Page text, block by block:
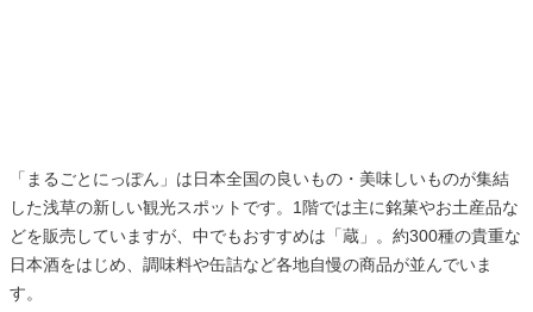
「まるごとにっぽん」は日本全国の良いもの・美味しいものが集結
した浅草の新しい観光スポットです。1階では主に銘菓やお土産品な
どを販売していますが、中でもおすすめは「蔵」。約300種の貴重な
日本酒をはじめ、調味料や缶詰など各地自慢の商品が並んでいま
す。